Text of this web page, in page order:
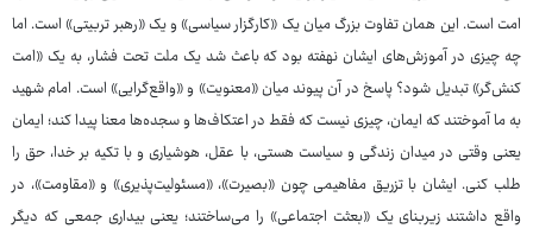
امت است. این همان تفاوت بزرگ میان یک «کارگزار سیاسی» و یک «رهبر تربیتی» است. اما
چه چیزی در آموزش‌های ایشان نهفته بود که باعث شد یک ملت تحت فشار، به یک «امت
کنش‌گر» تبدیل شود؟ پاسخ در آن پیوند میان «معنویت» و «واقع‌گرایی» است. امام شهید
به ما آموختند که ایمان، چیزی نیست که فقط در اعتکاف‌ها و سجده‌ها معنا پیدا کند؛ ایمان
یعنی وقتی در میدان زندگی و سیاست هستی، با عقل، هوشیاری و با تکیه بر خدا، حق را
طلب کنی. ایشان با تزریق مفاهیمی چون «بصیرت»، «مسئولیت‌پذیری» و «مقاومت»، در
واقع داشتند زیربنای یک «بعثت اجتماعی» را می‌ساختند؛ یعنی بیداری جمعی که دیگر